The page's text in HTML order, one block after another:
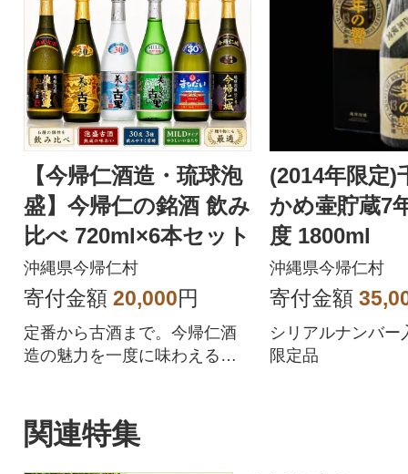
【今帰仁酒造・琉球泡
盛】今帰仁の銘酒 飲み
比べ 720ml×6本セット
沖縄県今帰仁村
寄付金額 20,000円
定番から古酒まで。今帰仁酒
造の魅力を一度に味わえる豪
(2014年限定)
かめ壷貯蔵7
度 1800ml
沖縄県今帰仁村
寄付金額
シリアルナンバー
限定品
関連特集